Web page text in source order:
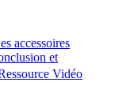
accessoires
et
Vidéo